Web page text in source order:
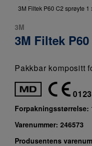
her:
3M Filtek P60 C2 sprøyte 1
3M
3M Filtek
Pakkbar kompositt
0123
Forpakningsstørrelse:
Varenummer: 246573
Produsentens